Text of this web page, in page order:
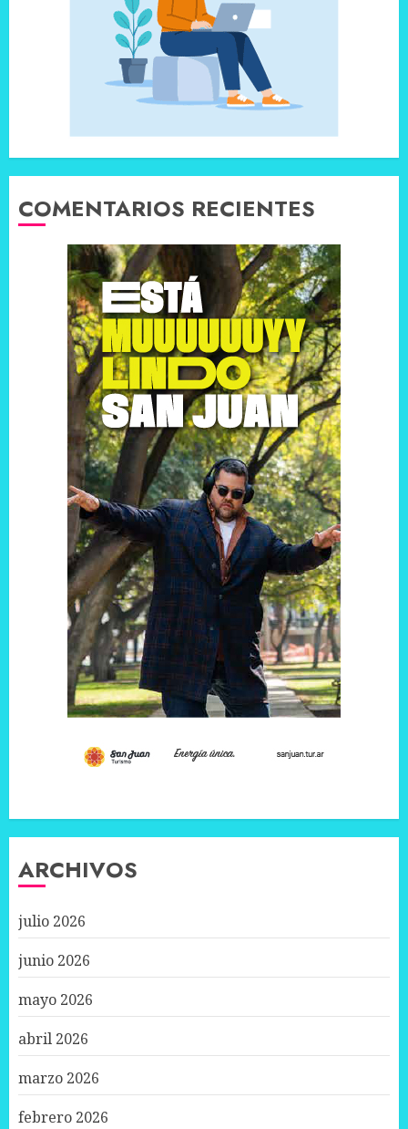
COMENTARIOS RECIENTES
ARCHIVOS
julio 2026
junio 2026
mayo 2026
abril 2026
marzo 2026
febrero 2026